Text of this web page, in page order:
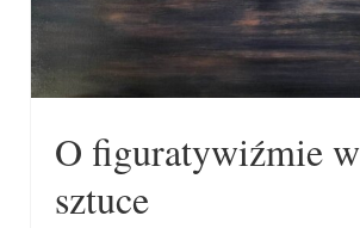
O figuratywiźmie w
sztuce